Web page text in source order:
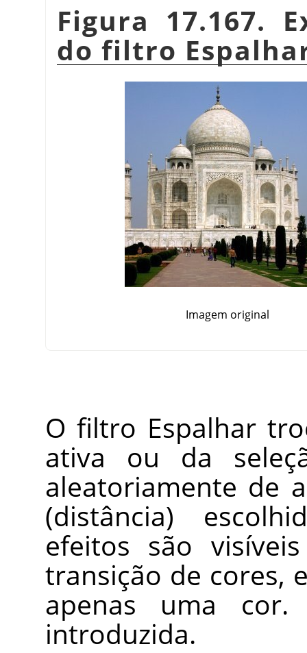
Figura 17.167.
do filtro
Imagem original
O filtro Espalhar
ativa ou da
aleatoriamente de
(distância)
efeitos são
transição de cores,
apenas uma
introduzida.